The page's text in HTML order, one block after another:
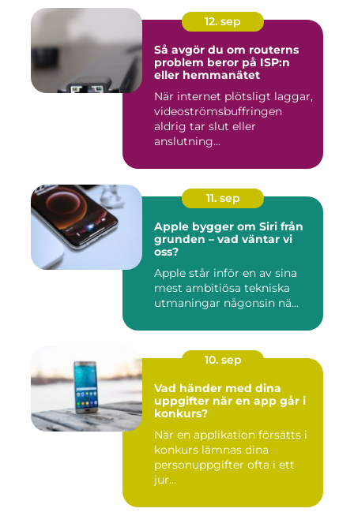
12. sep
Så avgör du om routerns
problem beror på ISP:n
eller hemmanätet
När internet plötsligt laggar,
videoströmsbuffringen
aldrig tar slut eller
anslutning...
11. sep
Apple bygger om Siri från
grunden – vad väntar vi
oss?
Apple står inför en av sina
mest ambitiösa tekniska
utmaningar någonsin nä...
10. sep
Vad händer med dina
uppgifter när en app går i
konkurs?
När en applikation försätts i
konkurs lämnas dina
personuppgifter ofta i ett
jur...